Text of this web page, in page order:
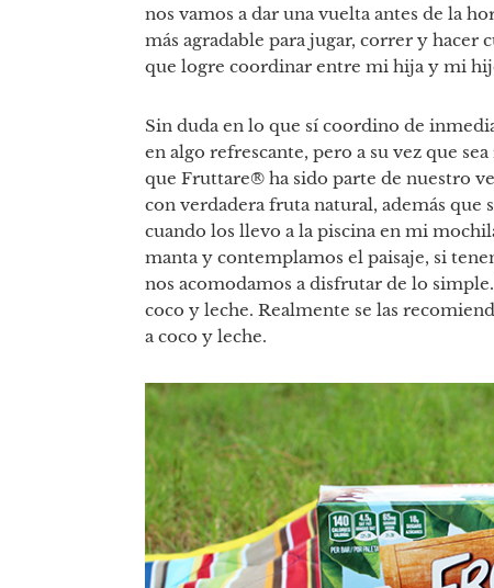
nos vamos a dar una vuelta antes de la
más agradable para jugar, correr y hacer
que logre coordinar entre mi hija y mi
Sin duda en lo que sí coordino de
en algo refrescante, pero a su vez que
que Fruttare® ha sido parte de nuestro
con verdadera fruta natural, además que
cuando los llevo a la piscina en mi
manta y contemplamos el paisaje, si
nos acomodamos a disfrutar de lo
coco y leche. Realmente se las
a coco y leche.